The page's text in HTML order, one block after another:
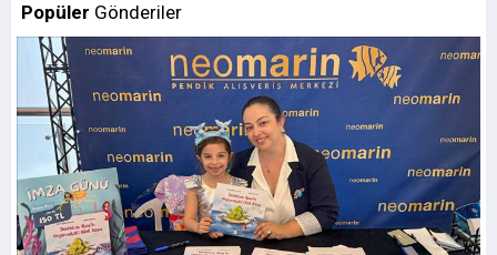
Popüler Gönderiler